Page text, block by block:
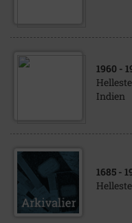
1960 -
Indien
1685 -